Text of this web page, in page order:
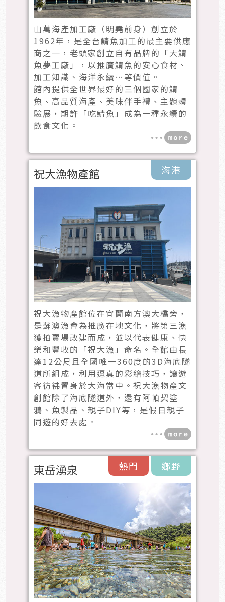
山萬海產加工廠（明堯前身）創立於
1962年，是全台鯖魚加工的最主要供應
商之一，老頭家創立自有品牌的「大鯖
魚夢工廠」，以推廣鯖魚的安心食材、
加工知識、海洋永續…等價值。
館內提供全世界最好的三個國家的鯖
魚、高品質海產、美味伴手禮、主題體
驗展，期許「吃鯖魚」成為一種永續的
飲食文化。
海港
祝大漁物產館
祝大漁物產館位在宜蘭南方澳大橋旁，
是蘇澳漁會為推廣在地文化，將第三漁
獲拍賣場改建而成，並以代表健康、快
樂和豐收的「祝大漁」命名。全館由長
達12公尺且全國唯一360度的3D海底隧
道所組成，利用逼真的彩繪技巧，讓遊
客彷彿置身於大海當中。祝大漁物產文
創館除了海底隧道外，還有阿帕契塗
鴉、魚製品、親子DIY等，是假日親子
同遊的好去處。
鄉野
熱門
東岳湧泉